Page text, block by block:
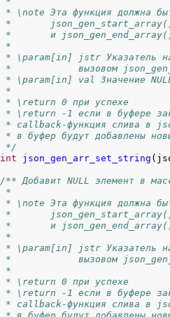
* \note Эта функция должна
*
*       и
*
* \param[in] jstr Указатель на
*            вызовом
* \param[in] val Значение
*
* \return 0 при успехе
* \return -1 если в буфере
* callback-функция слива в
* в буфер будут добавлены
*/
int
json_gen_arr_set_string
/** Добавит NULL элемент в
*
* \note Эта функция должна
*
*       и
*
* \param[in] jstr Указатель на
*            вызовом
*
* \return 0 при успехе
* \return -1 если в буфере
* callback-функция слива в